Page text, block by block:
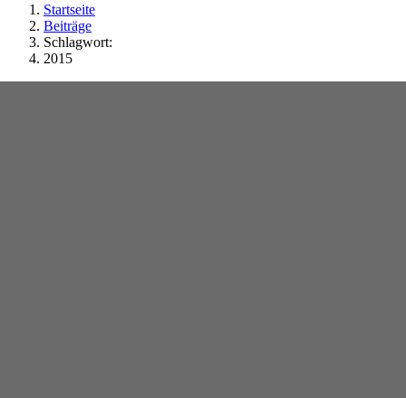
Startseite
Beiträge
Schlagwort:
2015